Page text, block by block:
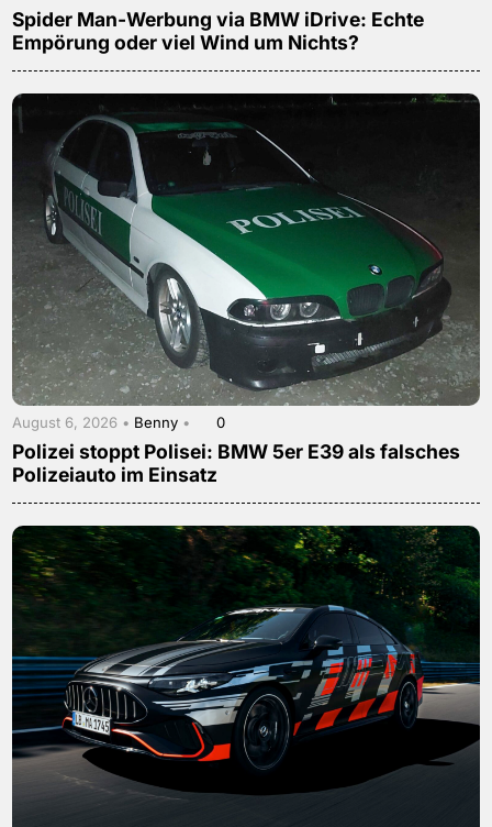
Spider Man-Werbung via BMW iDrive: Echte
Empörung oder viel Wind um Nichts?
August 6, 2026 • Benny • 0
Polizei stoppt Polisei: BMW 5er E39 als falsches
Polizeiauto im Einsatz